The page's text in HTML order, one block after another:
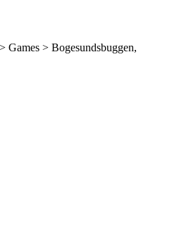
Games > Bogesundsbuggen,